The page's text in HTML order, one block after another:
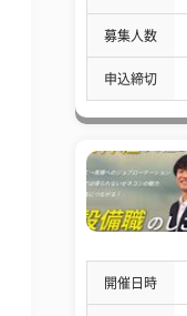
募集人数
申込締切
開催日時